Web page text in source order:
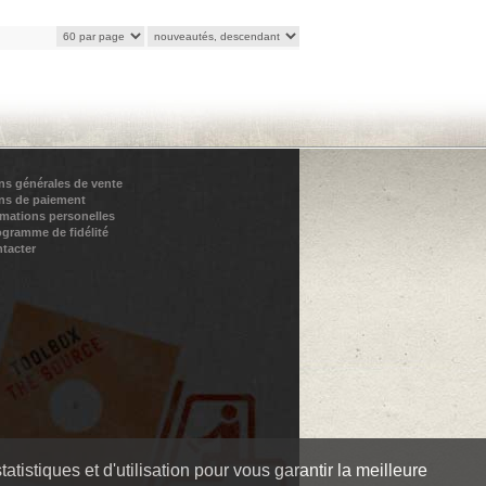
générales de vente
de paiement
personelles
de fidélité
et d'utilisation pour vous garantir la meilleure